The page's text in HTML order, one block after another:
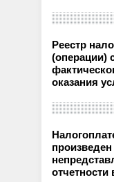
Реестр
(операции)
оказания